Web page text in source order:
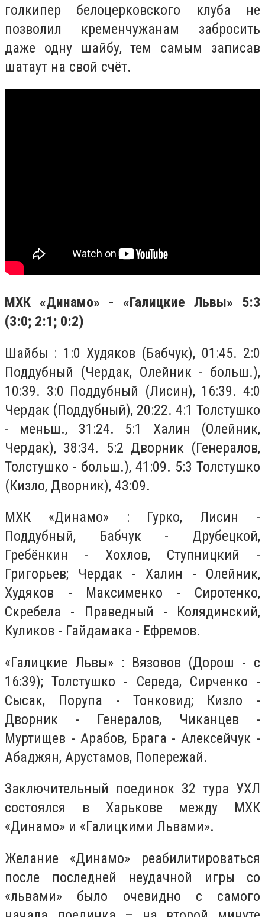
голкипер белоцерковского клуба не
позволил кременчужанам забросить
даже одну шайбу, тем самым записав
шатаут на свой счёт.
МХК «Динамо» - «Галицкие Львы» 5:3
(3:0; 2:1; 0:2)
Шайбы : 1:0 Худяков (Бабчук), 01:45. 2:0
Поддубный (Чердак, Олейник - больш.),
10:39. 3:0 Поддубный (Лисин), 16:39. 4:0
Чердак (Поддубный), 20:22. 4:1 Толстушко
- меньш., 31:24. 5:1 Халин (Олейник,
Чердак), 38:34. 5:2 Дворник (Генералов,
Толстушко - больш.), 41:09. 5:3 Толстушко
(Кизло, Дворник), 43:09.
МХК «Динамо» : Гурко, Лисин -
Поддубный, Бабчук - Друбецкой,
Гребёнкин - Хохлов, Ступницкий -
Григорьев; Чердак - Халин - Олейник,
Худяков - Максименко - Сиротенко,
Скребела - Праведный - Колядинский,
Куликов - Гайдамака - Ефремов.
«Галицкие Львы» : Вязовов (Дорош - с
16:39); Толстушко - Середа, Сирченко -
Сысак, Порупа - Тонковид; Кизло -
Дворник - Генералов, Чиканцев -
Муртищев - Арабов, Брага - Алексейчук -
Абаджян, Арустамов, Попережай.
Заключительный поединок 32 тура УХЛ
состоялся в Харькове между МХК
«Динамо» и «Галицкими Львами».
Желание «Динамо» реабилитироваться
после последней неудачной игры со
«львами» было очевидно с самого